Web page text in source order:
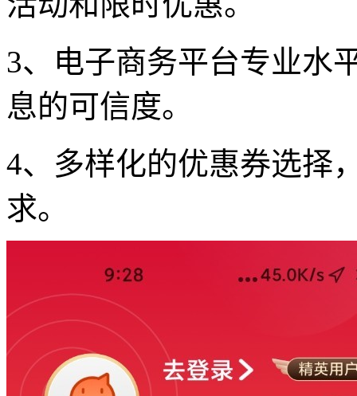
3、电子商务平台专业水
息的可信度。
4、多样化的优惠券选择
求。